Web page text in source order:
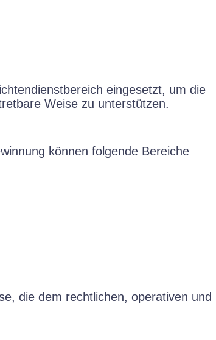
eingesetzt, um die
Weise zu unterstützen.
können folgende Bereiche
die dem rechtlichen, operativen und